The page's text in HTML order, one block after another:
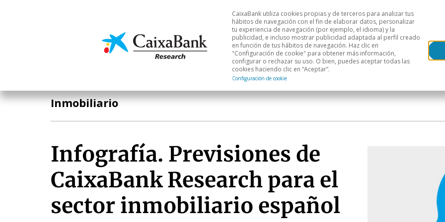
Economía y mercados Análisis sectorial Áreas geográficas
CaixaBank utiliza cookies propias y de terceros para analizar tus
hábitos de navegación con el fin de elaborar datos, personalizar
tu experiencia de navegación (por ejemplo, el idioma) y la
publicidad, e incluso mostrar publicidad adaptada al perfil creado
en función de tus hábitos de navegación. Haz clic en
"Configuración de cookie" para obtener más información,
configurar o rechazar su uso. O bien, puedes aceptar todas las
cookies haciendo clic en “Aceptar”.
Configuración de cookie
Inmobiliario
Infografía. Previsiones de
CaixaBank Research para el
sector inmobiliario español